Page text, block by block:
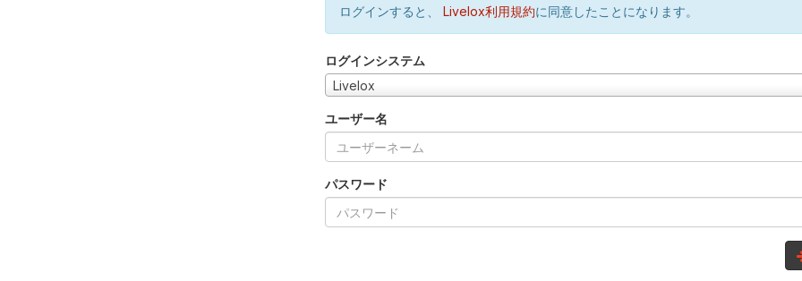
ログインすると、
Livelox利用規約に同意したことになります。
ログインシステム
Livelox
ユーザー名
パスワード